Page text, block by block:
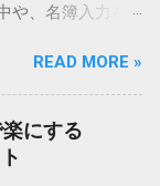
、名簿入力を
（手書き入力）」
は非効率です
とも少なくあり
に、特定のコー
記号を呼び出す
READ MORE »
にする